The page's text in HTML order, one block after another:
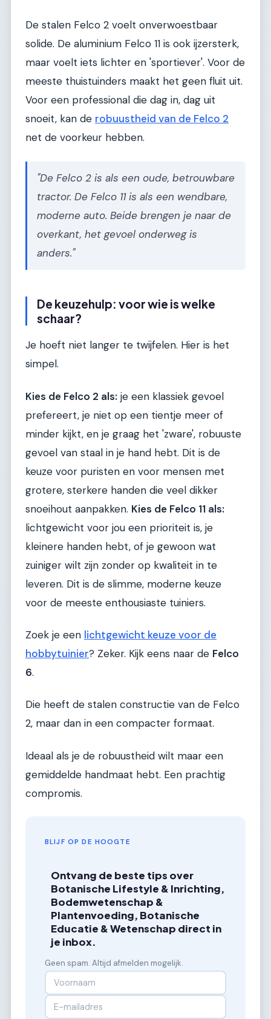
De stalen Felco 2 voelt onverwoestbaar
solide. De aluminium Felco 11 is ook ijzersterk,
maar voelt iets lichter en 'sportiever'. Voor de
meeste thuistuinders maakt het geen fluit uit.
Voor een professional die dag in, dag uit
snoeit, kan de robuustheid van de Felco 2
net de voorkeur hebben.
"De Felco 2 is als een oude, betrouwbare
tractor. De Felco 11 is als een wendbare,
moderne auto. Beide brengen je naar de
overkant, het gevoel onderweg is
anders."
De keuzehulp: voor wie is welke
schaar?
Je hoeft niet langer te twijfelen. Hier is het
simpel.
Kies de Felco 2 als: je een klassiek gevoel
prefereert, je niet op een tientje meer of
minder kijkt, en je graag het 'zware', robuuste
gevoel van staal in je hand hebt. Dit is de
keuze voor puristen en voor mensen met
grotere, sterkere handen die veel dikker
snoeihout aanpakken. Kies de Felco 11 als:
lichtgewicht voor jou een prioriteit is, je
kleinere handen hebt, of je gewoon wat
zuiniger wilt zijn zonder op kwaliteit in te
leveren. Dit is de slimme, moderne keuze
voor de meeste enthousiaste tuiniers.
Zoek je een lichtgewicht keuze voor de
hobbytuinier? Zeker. Kijk eens naar de Felco
6.
Die heeft de stalen constructie van de Felco
2, maar dan in een compacter formaat.
Ideaal als je de robuustheid wilt maar een
gemiddelde handmaat hebt. Een prachtig
compromis.
BLIJF OP DE HOOGTE
Ontvang de beste tips over
Botanische Lifestyle & Inrichting,
Bodemwetenschap &
Plantenvoeding, Botanische
Educatie & Wetenschap direct in
je inbox.
Geen spam. Altijd afmelden mogelijk.